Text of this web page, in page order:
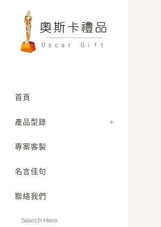
首頁
產品型錄
專案客製
名言佳句
聯絡我們